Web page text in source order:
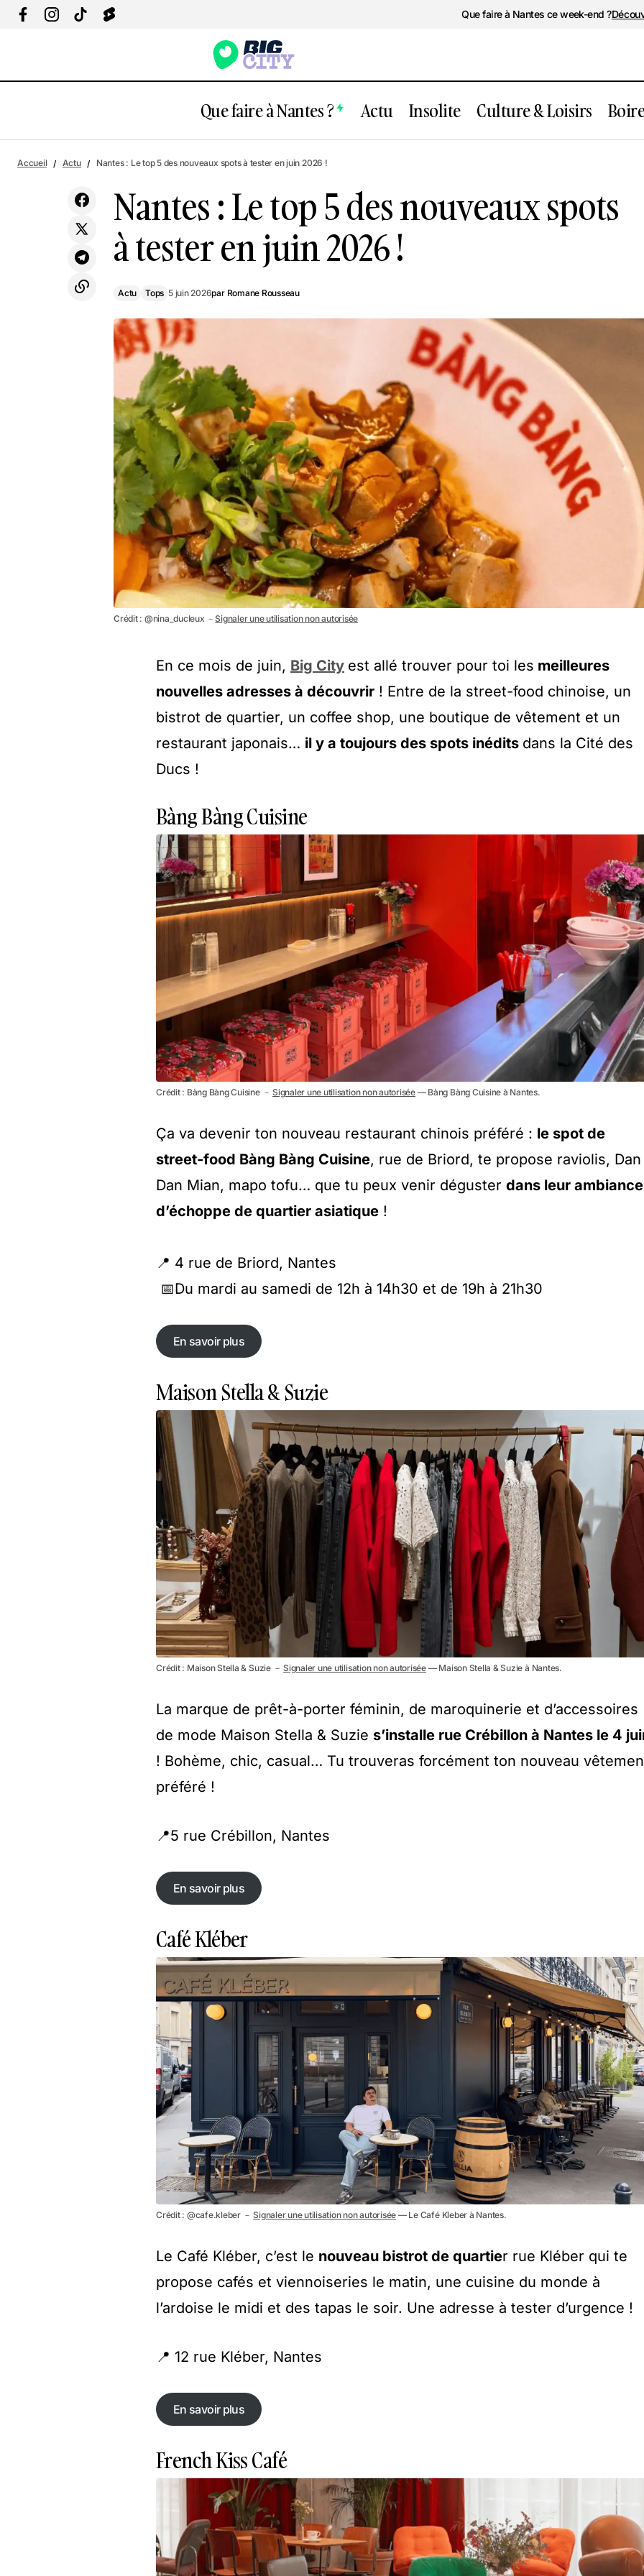
Que faire à Nantes ce week-end ?
Que faire à Nantes ? Actu Insolite Culture & Loisirs
Une grande fête médiévale à 30 minutes
de Nantes !
Actu
Nantes : Le top 5 des nouveaux spots à
Accueil Actu Nantes : Le top 5 des nouveaux spots à tester en juin 2026 !
Nantes : Le top 5 des nouveaux spots
à tester en juin 2026 !
Actu Tops 5 juin 2026par Romane Rousseau
Crédit : @nina_ducleux －Signaler une utilisation non autorisée
En ce mois de juin, Big City est allé trouver pour toi les meilleures
nouvelles adresses à découvrir ! Entre de la street-food chinoise, un
bistrot de quartier, un coffee shop, une boutique de vêtement et un
restaurant japonais… il y a toujours des spots inédits dans la Cité des
Ducs !
Bàng Bàng Cuisine
Crédit : Bàng Bàng Cuisine －Signaler une utilisation non autorisée— Bàng Bàng Cuisine à Nantes.
Ça va devenir ton nouveau restaurant chinois préféré : le spot de
street-food Bàng Bàng Cuisine, rue de Briord, te propose raviolis, Dan
Dan Mian, mapo tofu… que tu peux venir déguster dans leur ambiance
d’échoppe de quartier asiatique !
📍 4 rue de Briord, Nantes
📅​Du mardi au samedi de 12h à 14h30 et de 19h à 21h30
En savoir plus
En savoir plus
Maison Stella & Suzie
Crédit : Maison Stella & Suzie －Signaler une utilisation non autorisée— Maison Stella & Suzie à Nantes.
La marque de prêt-à-porter féminin, de maroquinerie et d’accessoires
de mode Maison Stella & Suzie s’installe rue Crébillon à Nantes le 4
! Bohème, chic, casual… Tu trouveras forcément ton nouveau
préféré !
📍5 rue Crébillon, Nantes
En savoir plus
En savoir plus
Café Kléber
Crédit : @cafe.kleber －Signaler une utilisation non autorisée — Le Café Kleber à Nantes.
Le Café Kléber, c’est le nouveau bistrot de quartier rue Kléber qui te
propose cafés et viennoiseries le matin, une cuisine du monde à
l’ardoise le midi et des tapas le soir. Une adresse à tester d’urgence !
📍 12 rue Kléber, Nantes
En savoir plus
En savoir plus
French Kiss Café